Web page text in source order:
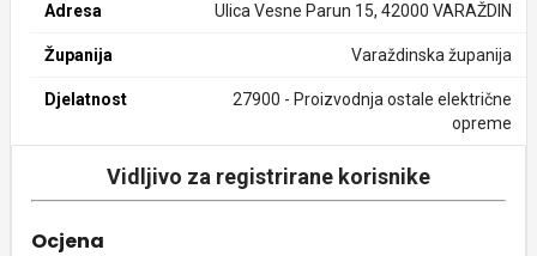
Adresa Ulica Vesne Parun 15, 42000 VARAŽDIN
Županija Varaždinska županija
Djelatnost
27900 - Proizvodnja ostale električne
opreme
Vidljivo za registrirane korisnike
Ocjena